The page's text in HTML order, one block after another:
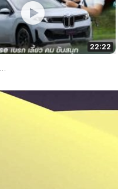
22:22